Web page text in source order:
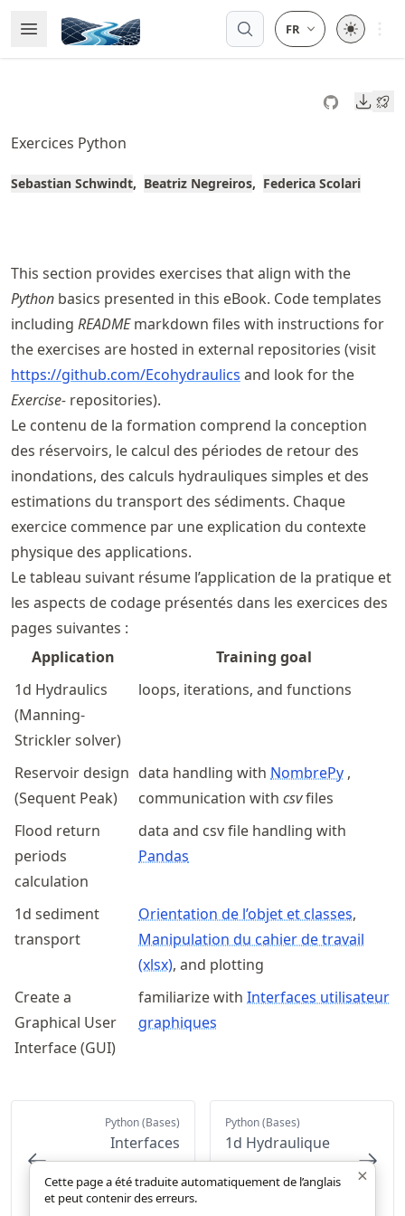
to
article
to
content
Open Menu
Made with MyST
Open
Exercices Python
Sebastian Schwindt Beatriz Negreiros Federica Scolari
This section provides exercises that align with the
Python basics presented in this eBook. Code templates
including READMEmarkdown files with instructions for
the exercises are hosted in external repositories (visit
https://github.com/Ecohydraulics and look for the
Exercise- repositories).
Le contenu de la formation comprend la conception
des réservoirs, le calcul des périodes de retour des
inondations, des calculs hydrauliques simples et des
estimations du transport des sédiments. Chaque
exercice commence par une explication du contexte
physique des applications.
Le tableau suivant résume l’application de la pratique et
les aspects de codage présentés dans les exercices des
pages suivantes :
Application
Training goal
1d Hydraulics
(Manning-
Strickler solver)
loops, iterations, and functions
Reservoir design
(Sequent Peak)
data handling with NombrePy ,
communication with csvfiles
Flood return
periods
calculation
data and csv file handling with
Pandas
1d sediment
transport
Orientation de l’objet et classes,
Manipulation du cahier de travail
(xlsx), and plotting
Create a
Graphical User
Interface (GUI)
familiarize with Interfaces utilisateur
graphiques
Python (Bases)
Interfaces
utilisateur
graphiques
Python (Bases)
1d Hydraulique
(formule Manning-
Strickler)
×
Cette page a été traduite automatiquement de l’anglais
et peut contenir des erreurs.